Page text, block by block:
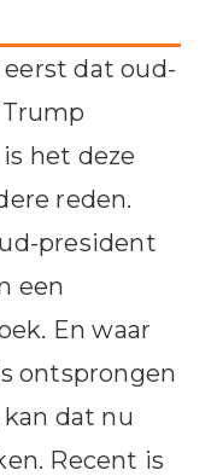
dat oud-
het deze
reden.
president
een
En waar
ontsprongen
dat nu
Recent is